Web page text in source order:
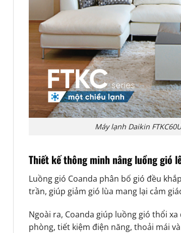
Máy lạnh Daikin
Thiết kế thông minh nâng luồng gió
Luồng gió Coanda phân bố gió đều
trần, giúp giảm gió lùa mang lại cảm
Ngoài ra, Coanda giúp luồng gió thổi
phòng, tiết kiệm điện năng, thoải mái